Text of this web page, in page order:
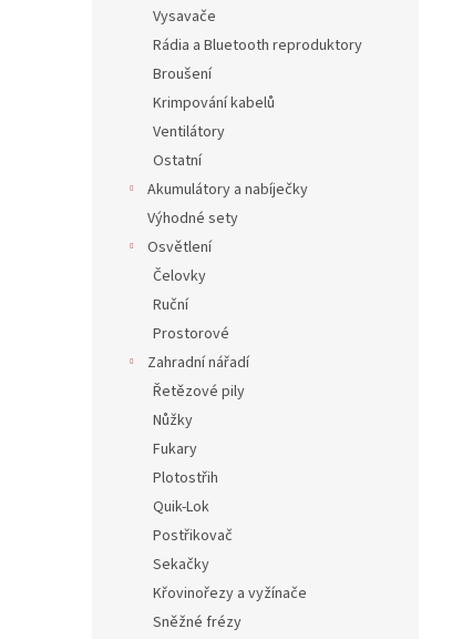
Vysavače
Rádia a Bluetooth reproduktory
Broušení
Krimpování kabelů
Ventilátory
Ostatní
Akumulátory a nabíječky
Výhodné sety
Osvětlení
Čelovky
Ruční
Prostorové
Zahradní nářadí
Řetězové pily
Nůžky
Fukary
Plotostřih
Quik-Lok
Postřikovač
Sekačky
Křovinořezy a vyžínače
Sněžné frézy